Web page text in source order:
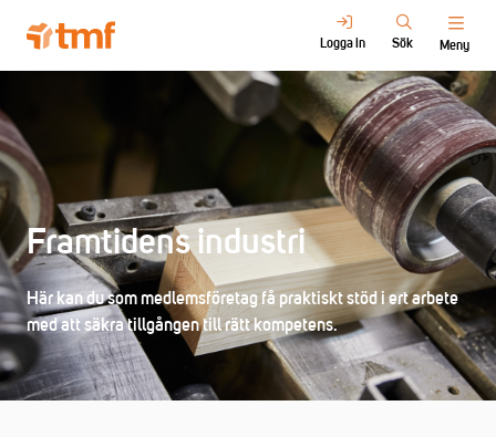
Logga in Sök Meny
Framtidens industri
Här kan du som medlemsföretag få praktiskt stöd i ert arbete
med att säkra tillgången till rätt kompetens.